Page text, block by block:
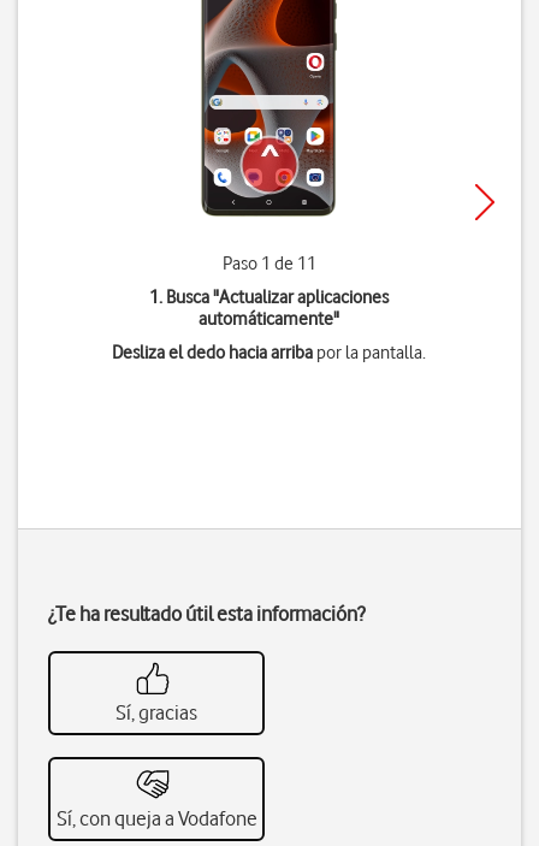
Paso 1 de 11
1. Busca "Actualizar aplicaciones
automáticamente"
Desliza el dedo hacia arriba por la pantalla.
¿Te ha resultado útil esta información?
Sí, gracias
Sí, con queja a Vodafone